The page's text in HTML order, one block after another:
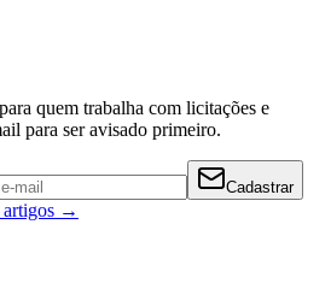
quem trabalha com licitações e
para ser avisado primeiro.
Cadastrar
artigos →